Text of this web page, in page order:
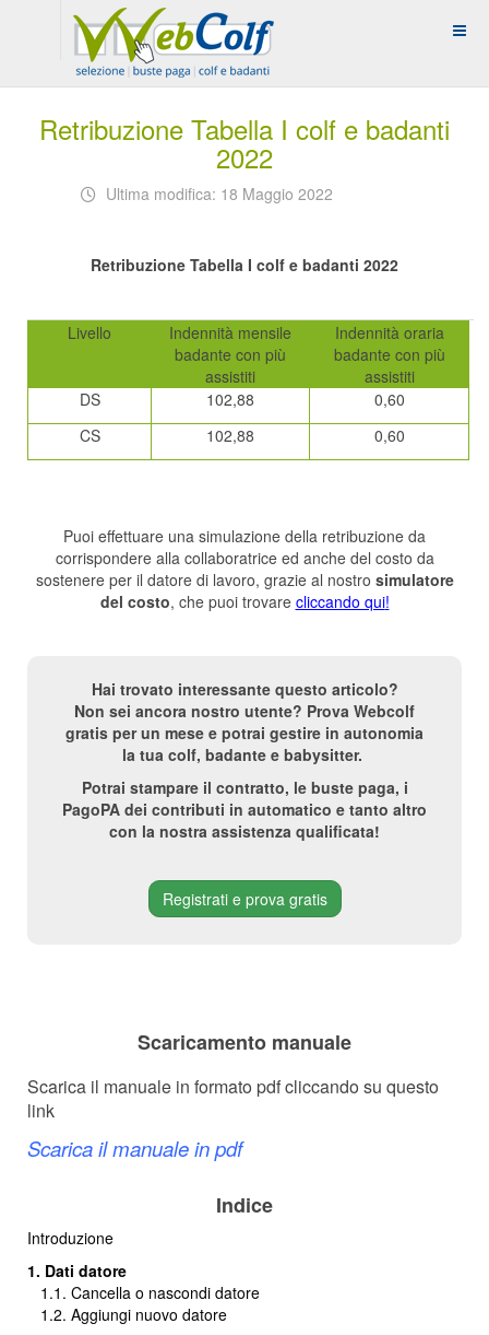
Retribuzione Tabella I colf e badanti
2022
Ultima modifica: 18 Maggio 2022
Retribuzione Tabella I colf e badanti 2022
Livello
Indennità mensile
badante con più
assistiti
Indennità oraria
badante con più
assistiti
DS
102,88
0,60
CS
102,88 0,60
Puoi effettuare una simulazione della retribuzione da
corrispondere alla collaboratrice ed anche del costo da
sostenere per il datore di lavoro, grazie al nostro simulatore
del costo, che puoi trovare cliccando qui!
Hai trovato interessante questo articolo?
Non sei ancora nostro utente? Prova Webcolf
gratis per un mese e potrai gestire in autonomia
la tua colf, badante e babysitter.
Potrai stampare il contratto, le buste paga, i
PagoPA dei contributi in automatico e tanto altro
con la nostra assistenza qualificata!
Registrati e prova gratis
Scaricamento manuale
Scarica il manuale in formato pdf cliccando su questo
link
Scarica il manuale in pdf
Indice
Introduzione
1. Dati datore
1.1. Cancella o nascondi datore
1.2. Aggiungi nuovo datore